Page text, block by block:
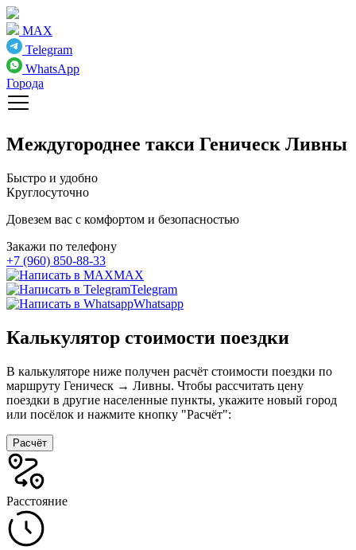
MAX
Telegram
WhatsApp
Города
Междугороднее такси Геническ Ливны
Быстро и удобно
Круглосуточно
Довезем вас с комфортом и безопасностью
Закажи по телефону
+7 (960) 850-88-33
MAX
Telegram
Whatsapp
Калькулятор стоимости поездки
В калькуляторе ниже получен расчёт стоимости поездки по
маршруту Геническ → Ливны. Чтобы рассчитать цену
поездки в другие населенные пункты, укажите новый город
или посёлок и нажмите кнопку "Расчёт":
Расчёт
Расстояние